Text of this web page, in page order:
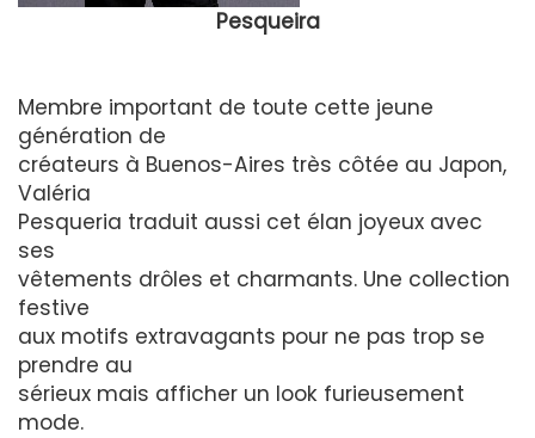
Pesqueira
Membre important de toute cette jeune
génération de
créateurs à Buenos-Aires très côtée au Japon,
Valéria
Pesqueria traduit aussi cet élan joyeux avec
ses
vêtements drôles et charmants. Une collection
festive
aux motifs extravagants pour ne pas trop se
prendre au
sérieux mais afficher un look furieusement
mode.